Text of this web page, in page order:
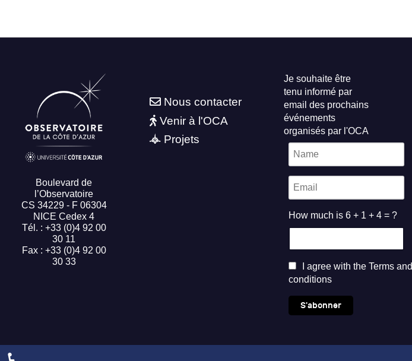
Boulevard de
l’Observatoire
CS 34229 - F 06304
NICE Cedex 4
Tél. : +33 (0)4 92 00
30 11
Fax : +33 (0)4 92 00
30 33
Nous contacter
Venir à l'OCA
Projets
Je souhaite être
tenu informé par
email des prochains
événements
organisés par l'OCA
How much is 6 + 1 + 4 = ?
I agree with the Terms and
conditions
S'abonner